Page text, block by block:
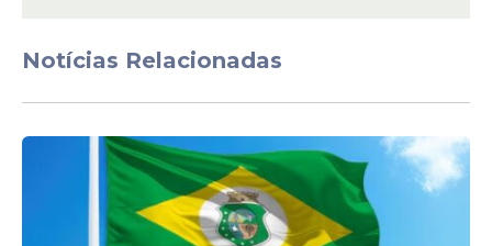
Médico pediatra
A remuneração varia conforme o cargo e o
regime de trabalho. Os valores podem ir de
R$ 1.667,98 até R$ 12.366,61, dependendo
da função e da jornada. Os profissionais
Notícias Relacionadas